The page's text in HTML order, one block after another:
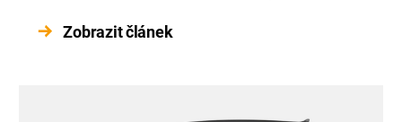
Zobrazit článek